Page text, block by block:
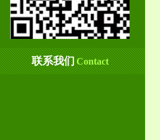
联系我们Contact